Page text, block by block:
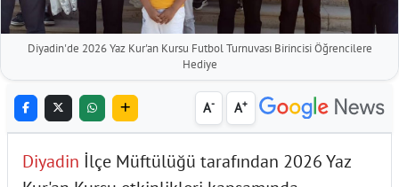
Diyadin'de 2026 Yaz Kur'an Kursu Futbol Turnuvası Birincisi Öğrencilere
Hediye
A- A+
Diyadin İlçe Müftülüğü tarafından 2026 Yaz